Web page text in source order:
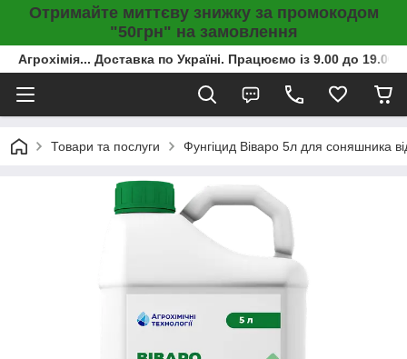
Отримайте миттєву знижку за промокодом
"50грн" на замовлення
Агрохімія... Доставка по Україні. Працюємо із 9.00 до
Товари та послуги Фунгіцид Віваро 5л для соняшника